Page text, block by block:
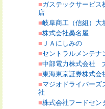
■ガステックサービス
店
■岐阜商工（信組）大
■株式会社桑名屋
■ ＪＡにしみの
■セントラルメンテナ
■中部電力株式会社
■東海東京証券株式会
■マジオドライバーズ
社
■株式会社フードセン